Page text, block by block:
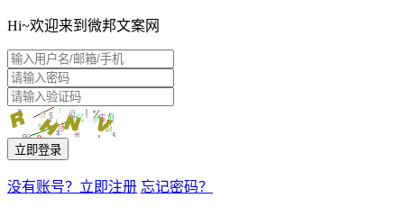
Hi~欢迎来到微邦文案网
立即登录
没有账号？立即注册 忘记密码？